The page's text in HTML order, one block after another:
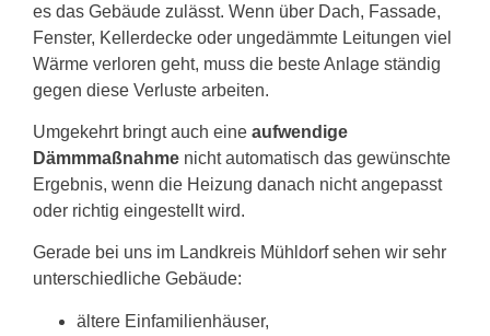
es das Gebäude zulässt. Wenn über Dach, Fassade,
Fenster, Kellerdecke oder ungedämmte Leitungen viel
Wärme verloren geht, muss die beste Anlage ständig
gegen diese Verluste arbeiten.
Umgekehrt bringt auch eine aufwendige
Dämmmaßnahme nicht automatisch das gewünschte
Ergebnis, wenn die Heizung danach nicht angepasst
oder richtig eingestellt wird.
Gerade bei uns im Landkreis Mühldorf sehen wir sehr
unterschiedliche Gebäude:
ältere Einfamilienhäuser,